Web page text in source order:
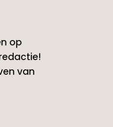
op
van